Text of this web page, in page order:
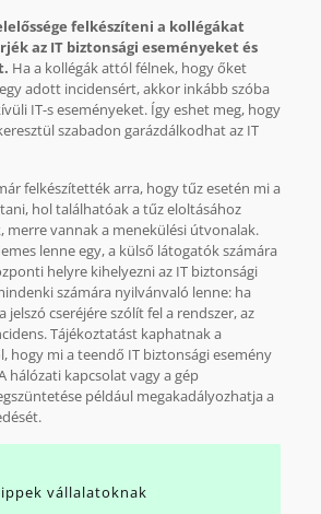
felkészíteni a kollégákat
az IT biztonsági eseményeket és
Ha a kollégák attól félnek, hogy őket
adott incidensért, akkor inkább szóba
IT-s eseményeket. Így eshet meg, hogy
szabadon garázdálkodhat az IT
felkészítették arra, hogy tűz esetén mi a
hol találhatóak a tűz eloltásához
merre vannak a menekülési útvonalak.
lenne egy, a külső látogatók számára
helyre kihelyezni az IT biztonsági
számára nyilvánvaló lenne: ha
jelszó cseréjére szólít fel a rendszer, az
Tájékoztatást kaphatnak a
hogy mi a teendő IT biztonsági esemény
hálózati kapcsolat vagy a gép
például megakadályozhatja a
vállalatoknak